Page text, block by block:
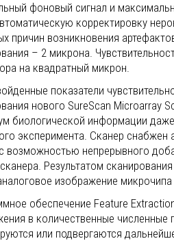
фоновый сигнал и
корректировку
причин возникновения
– 2 микрона.
на квадратный микрон.
показатели
нового SureScan Microarray
биологической информации
эксперимента. Сканер снабжен
возможностью непрерывного
Результатом сканирования
изображение
обеспечение Feature
в количественные численные
или подвергаются